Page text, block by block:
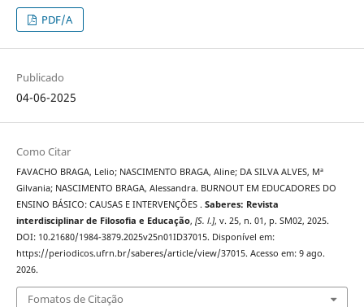
PDF/A
Publicado
04-06-2025
Como Citar
FAVACHO BRAGA, Lelio; NASCIMENTO BRAGA, Aline; DA SILVA ALVES, Mª
Gilvania; NASCIMENTO BRAGA, Alessandra. BURNOUT EM EDUCADORES DO
ENSINO BÁSICO: CAUSAS E INTERVENÇÕES . Saberes: Revista
interdisciplinar de Filosofia e Educação, [S. l.], v. 25, n. 01, p. SM02, 2025.
DOI: 10.21680/1984-3879.2025v25n01ID37015. Disponível em:
https://periodicos.ufrn.br/saberes/article/view/37015. Acesso em: 9 ago.
2026.
Fomatos de Citação